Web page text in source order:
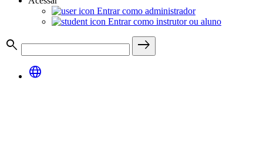
Entrar como administrador
Entrar como instrutor ou aluno
search
east
language